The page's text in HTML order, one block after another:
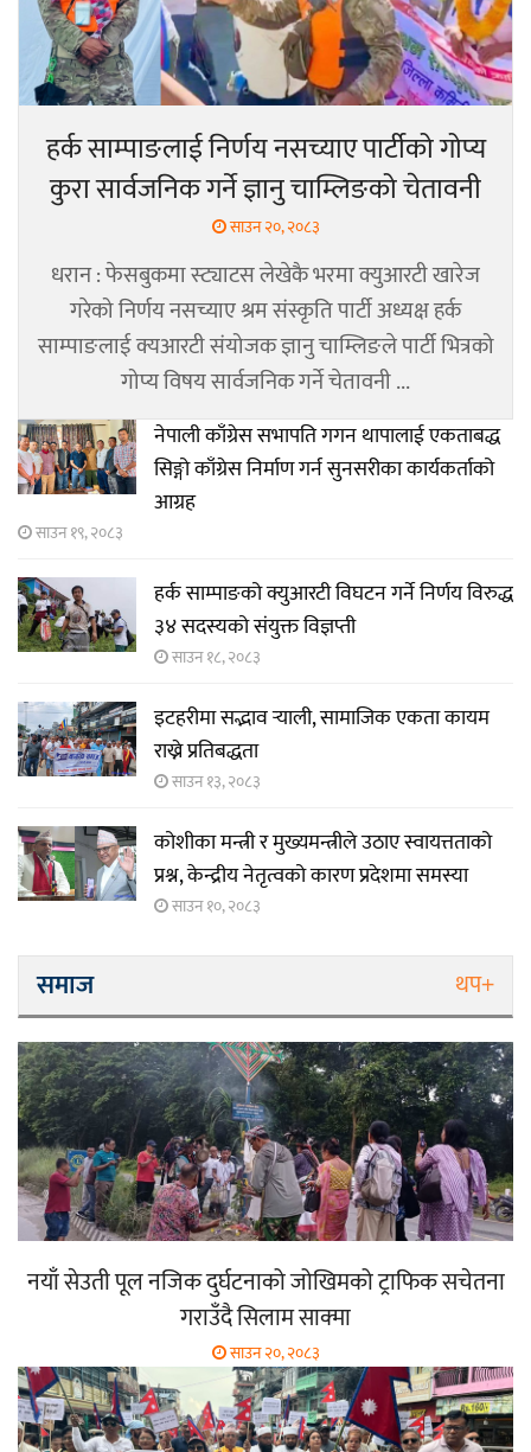
हर्क साम्पाङलाई निर्णय नसच्याए पार्टीको गोप्य
कुरा सार्वजनिक गर्ने ज्ञानु चाम्लिङको चेतावनी
साउन २०, २०८३
धरान : फेसबुकमा स्ट्याटस लेखेकै भरमा क्युआरटी खारेज
गरेको निर्णय नसच्याए श्रम संस्कृति पार्टी अध्यक्ष हर्क
साम्पाङलाई क्यआरटी संयोजक ज्ञानु चाम्लिङले पार्टी भित्रको
गोप्य विषय सार्वजनिक गर्ने चेतावनी ...
नेपाली काँग्रेस सभापति गगन थापालाई एकताबद्ध
सिङ्गो काँग्रेस निर्माण गर्न सुनसरीका कार्यकर्ताको
आग्रह
साउन १९, २०८३
हर्क साम्पाङको क्युआरटी विघटन गर्ने निर्णय विरुद्ध
३४ सदस्यको संयुक्त विज्ञप्ती
साउन १८, २०८३
इटहरीमा सद्भाव र्‍याली, सामाजिक एकता कायम
राख्ने प्रतिबद्धता
साउन १३, २०८३
कोशीका मन्त्री र मुख्यमन्त्रीले उठाए स्वायत्तताको
प्रश्न, केन्द्रीय नेतृत्वको कारण प्रदेशमा समस्या
साउन १०, २०८३
समाज थप+
नयाँ सेउती पूल नजिक दुर्घटनाको जोखिमको ट्राफिक सचेतना
गराउँदै सिलाम साक्मा
साउन २०, २०८३